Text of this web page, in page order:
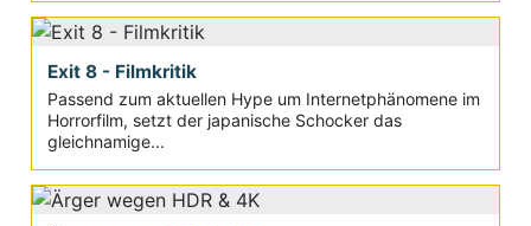
Exit 8 - Filmkritik
Passend zum aktuellen Hype um Internetphänomene im
Horrorfilm, setzt der japanische Schocker das
gleichnamige...